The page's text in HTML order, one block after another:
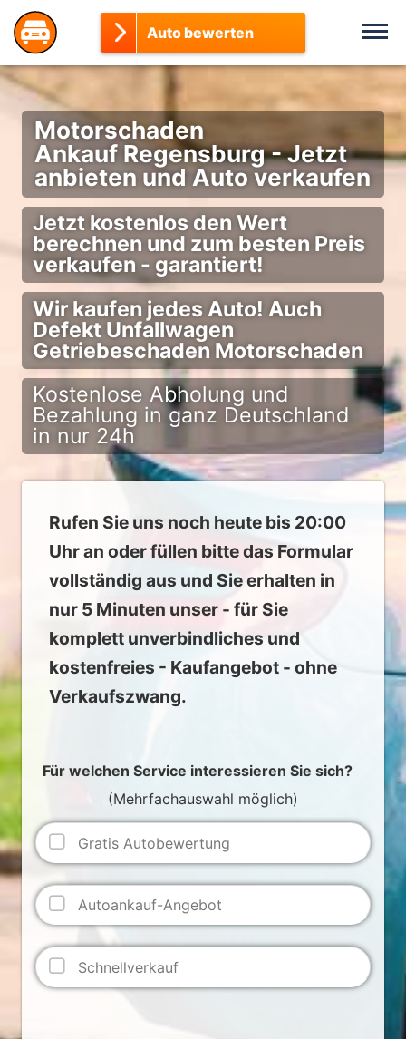
Auto bewerten
Motorschaden
Ankauf Regensburg - Jetzt
anbieten und Auto verkaufen
Jetzt kostenlos den Wert
berechnen und zum besten Preis
verkaufen - garantiert!
Wir kaufen jedes Auto! Auch
Defekt Unfallwagen
Getriebeschaden Motorschaden
Kostenlose Abholung und
Bezahlung in ganz Deutschland
in nur 24h
Rufen Sie uns noch heute bis 20:00
Uhr an oder füllen bitte das Formular
vollständig aus und Sie erhalten in
nur 5 Minuten unser - für Sie
komplett unverbindliches und
kostenfreies - Kaufangebot - ohne
Verkaufszwang.
Für welchen Service interessieren Sie sich?
(Mehrfachauswahl möglich)
Gratis Autobewertung
Autoankauf-Angebot
Schnellverkauf